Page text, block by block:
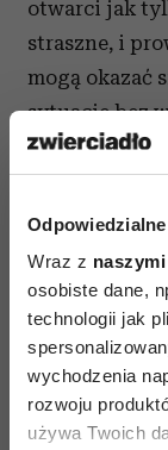
Wraz z
osobiste dane,
technologii jak
wychodzenia
rozwoju
używa Twoich
otwarci jak
straszne, i
mogą okazać
sytuacje bez
pewne rzeczy
W koszmarze
potwora i nic
z ołowiu.
chciałbym